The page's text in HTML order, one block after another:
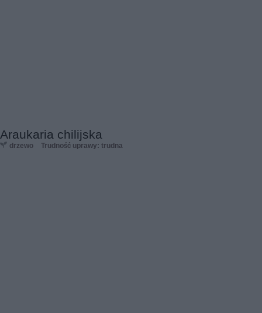
Araukaria chilijska
drzewo Trudność uprawy: trudna